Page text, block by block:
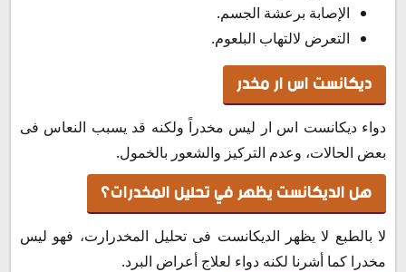
الإصابة برعشة الجسم.
التعرض لالتهاب البلعوم.
ديكانست اس ار مخدر
دواء ديكانست اس ار ليس مخدراً ولكنه قد يسبب النعاس فى
بعض الحالات، وعدم التركيز والشعور بالخمول.
هل الديكانست يظهر في تحليل المخدرات؟
لا بالطبع لا يظهر الديكانست فى تحليل المخدرارت، فهو ليس
مخدرا كما أشرنا لكنه دواء لعلاج أعراض البرد.